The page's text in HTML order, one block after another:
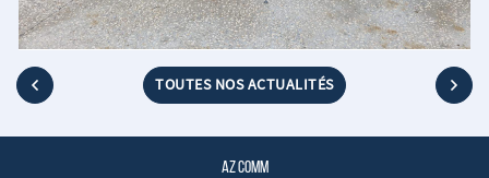
l’hébergement et de la restauration, dans le but de redynamiser
le quartier de la gare.
TOUTES NOS ACTUALITÉS
AZ COMM